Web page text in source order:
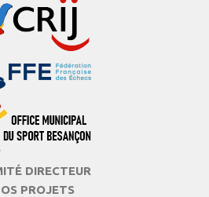
DIRECTEUR
PROJETS